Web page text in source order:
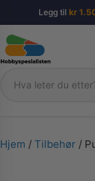
Legg til kr
Søk
Hjem / Tilbehør /